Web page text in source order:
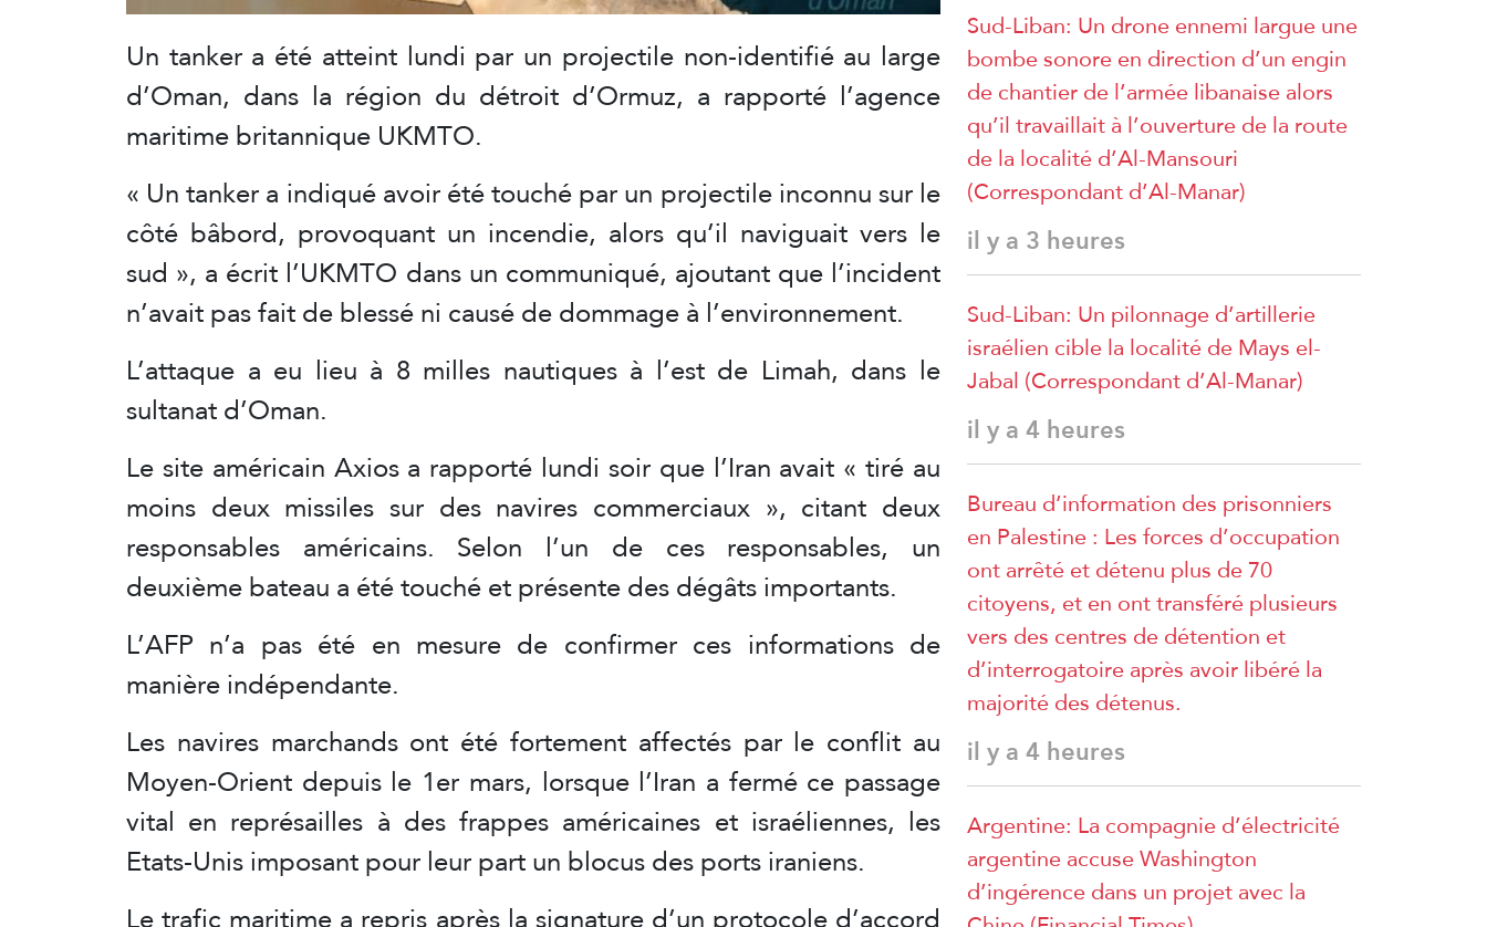
Un tanker a été atteint lundi par un projectile non-identifié au large
d’Oman, dans la région du détroit d’Ormuz, a rapporté l’agence
maritime britannique UKMTO.
« Un tanker a indiqué avoir été touché par un projectile inconnu sur le
côté bâbord, provoquant un incendie, alors qu’il naviguait vers le
sud », a écrit l’UKMTO dans un communiqué, ajoutant que l’incident
n’avait pas fait de blessé ni causé de dommage à l’environnement.
L’attaque a eu lieu à 8 milles nautiques à l’est de Limah, dans le
sultanat d’Oman.
Le site américain Axios a rapporté lundi soir que l’Iran avait « tiré au
moins deux missiles sur des navires commerciaux », citant deux
responsables américains. Selon l’un de ces responsables, un
deuxième bateau a été touché et présente des dégâts importants.
L’AFP n’a pas été en mesure de confirmer ces informations de
manière indépendante.
Les navires marchands ont été fortement affectés par le conflit au
Moyen-Orient depuis le 1er mars, lorsque l’Iran a fermé ce passage
vital en représailles à des frappes américaines et israéliennes, les
Etats-Unis imposant pour leur part un blocus des ports iraniens.
Sud-Liban: Un drone ennemi largue une
bombe sonore en direction d’un engin
de chantier de l’armée libanaise alors
qu’il travaillait à l’ouverture de la route
de la localité d’Al-Mansouri
(Correspondant d’Al-Manar)
il y a 3 heures
Sud-Liban: Un pilonnage d’artillerie
israélien cible la localité de Mays el-
Jabal (Correspondant d’Al-Manar)
il y a 4 heures
Bureau d’information des prisonniers
en Palestine : Les forces d’occupation
ont arrêté et détenu plus de 70
citoyens, et en ont transféré plusieurs
vers des centres de détention et
d’interrogatoire après avoir libéré la
majorité des détenus.
il y a 4 heures
Argentine: La compagnie d’électricité
argentine accuse Washington
d’ingérence dans un projet avec la